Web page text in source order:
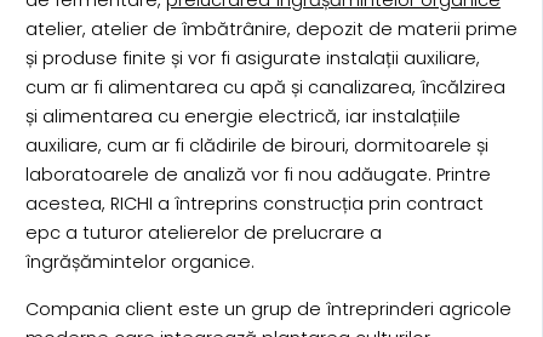
atelier, atelier de îmbătrânire, depozit de materii prime
și produse finite și vor fi asigurate instalații auxiliare,
cum ar fi alimentarea cu apă și canalizarea, încălzirea
și alimentarea cu energie electrică, iar instalațiile
auxiliare, cum ar fi clădirile de birouri, dormitoarele și
laboratoarele de analiză vor fi nou adăugate. Printre
acestea, RICHI a întreprins construcția prin contract
epc a tuturor atelierelor de prelucrare a
îngrășămintelor organice.
Compania client este un grup de întreprinderi agricole